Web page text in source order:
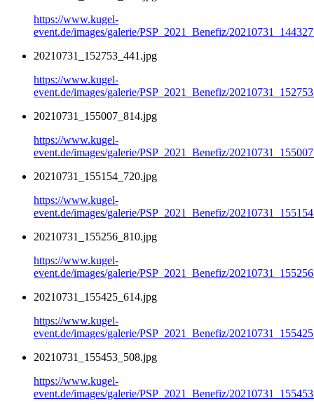
https://www.kugel-
event.de/images/galerie/PSP_2021_Benefiz/
20210731_152753_441.jpg
https://www.kugel-
event.de/images/galerie/PSP_2021_Benefiz/
20210731_155007_814.jpg
https://www.kugel-
event.de/images/galerie/PSP_2021_Benefiz/
20210731_155154_720.jpg
https://www.kugel-
event.de/images/galerie/PSP_2021_Benefiz/
20210731_155256_810.jpg
https://www.kugel-
event.de/images/galerie/PSP_2021_Benefiz/
20210731_155425_614.jpg
https://www.kugel-
event.de/images/galerie/PSP_2021_Benefiz/
20210731_155453_508.jpg
https://www.kugel-
event.de/images/galerie/PSP_2021_Benefiz/